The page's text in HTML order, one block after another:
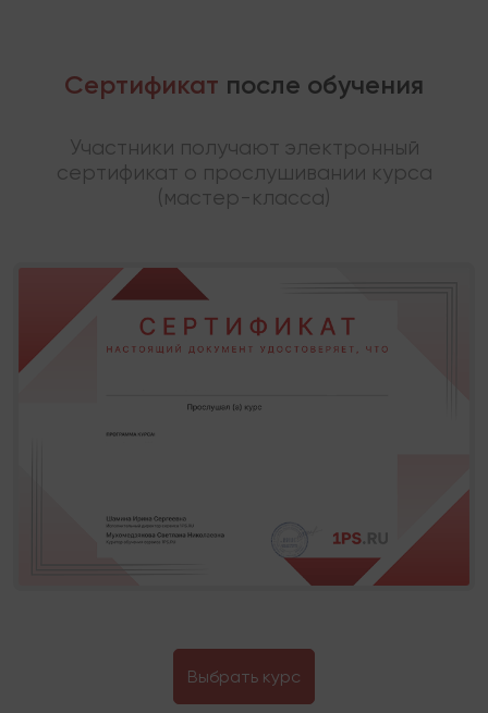
Сертификат после обучения
Участники получают электронный
сертификат о прослушивании курса
(мастер-класса)
Выбрать курс